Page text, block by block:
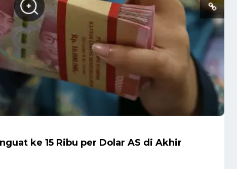
ke 15 Ribu per Dolar AS di Akhir